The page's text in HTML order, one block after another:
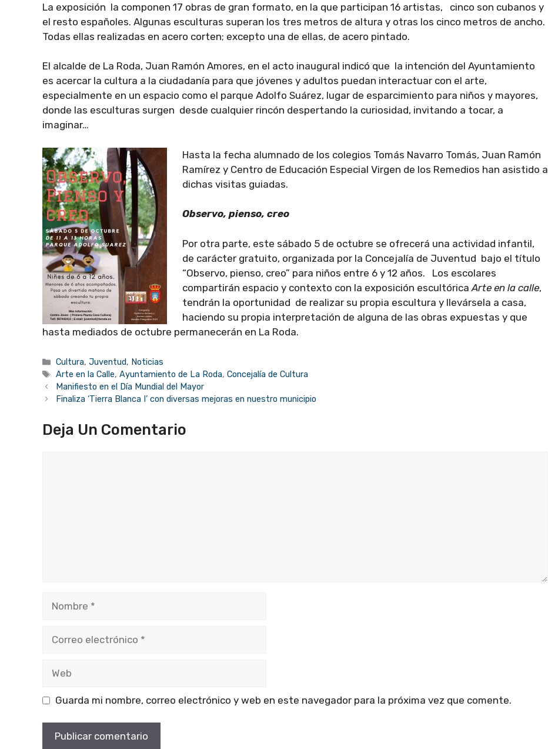
La exposición la componen 17 obras de gran formato, en la que participan 16 artistas, cinco son cubanos y
el resto españoles. Algunas esculturas superan los tres metros de altura y otras los cinco metros de ancho.
Todas ellas realizadas en acero corten; excepto una de ellas, de acero pintado.
El alcalde de La Roda, Juan Ramón Amores, en el acto inaugural indicó que la intención del Ayuntamiento
es acercar la cultura a la ciudadanía para que jóvenes y adultos puedan interactuar con el arte,
especialmente en un espacio como el parque Adolfo Suárez, lugar de esparcimiento para niños y mayores,
donde las esculturas surgen desde cualquier rincón despertando la curiosidad, invitando a tocar, a
imaginar…
Hasta la fecha alumnado de los colegios Tomás Navarro Tomás, Juan Ramón
Ramírez y Centro de Educación Especial Virgen de los Remedios han asistido a
dichas visitas guiadas.
Observo, pienso, creo
Por otra parte, este sábado 5 de octubre se ofrecerá una actividad infantil,
de carácter gratuito, organizada por la Concejalía de Juventud bajo el título
“Observo, pienso, creo” para niños entre 6 y 12 años. Los escolares
compartirán espacio y contexto con la exposición escultórica Arte en la calle,
tendrán la oportunidad de realizar su propia escultura y llevársela a casa,
haciendo su propia interpretación de alguna de las obras expuestas y que
hasta mediados de octubre permanecerán en La Roda.
Categorías
Cultura,Juventud, Noticias
Etiquetas
Arte en la Calle,Ayuntamiento de La Roda,Concejalía de Cultura
Manifiesto en el Día Mundial del Mayor
Finaliza ‘Tierra Blanca I’ con diversas mejoras en nuestro municipio
Deja Un Comentario
electrónico
Guarda mi nombre, correo electrónico y web en este navegador para la próxima vez que comente.